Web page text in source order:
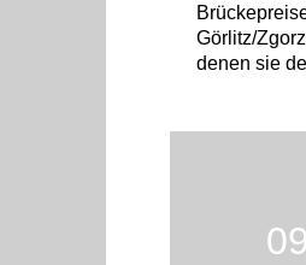
Görlitz/
denen sie